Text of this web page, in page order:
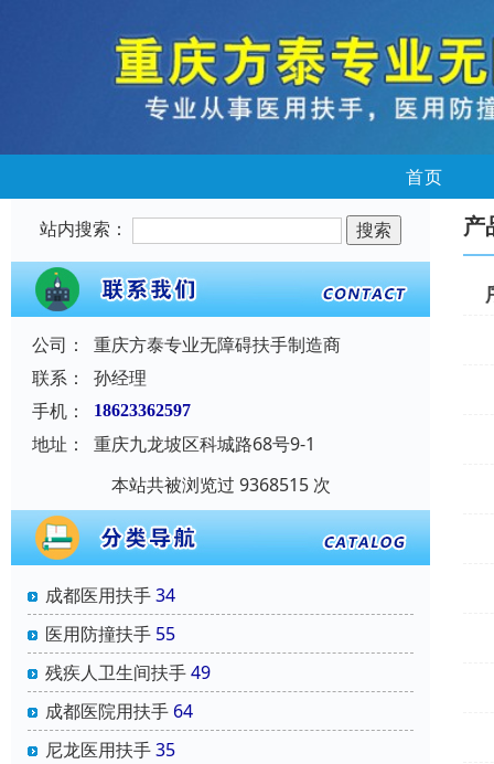
首页
站内搜索：
公司：
重庆方泰专业无障碍扶手制造商
联系：
孙经理
手机：
18623362597
地址：
重庆九龙坡区科城路68号9-1
本站共被浏览过 9368515 次
成都医用扶手34
医用防撞扶手 55
残疾人卫生间扶手49
成都医院用扶手 64
尼龙医用扶手35
产